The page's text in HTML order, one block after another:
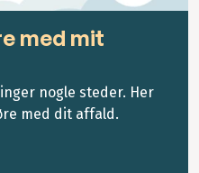
med mit
nogle steder. Her
med dit affald.